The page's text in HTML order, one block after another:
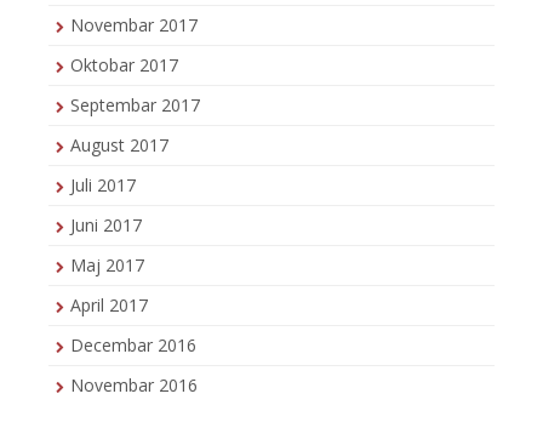
Novembar 2017
Oktobar 2017
Septembar 2017
August 2017
Juli 2017
Juni 2017
Maj 2017
April 2017
Decembar 2016
Novembar 2016